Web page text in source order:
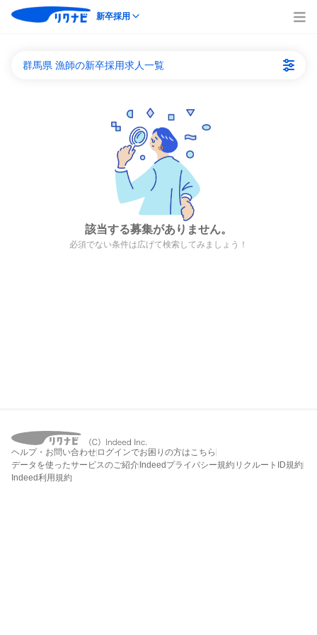
新卒採用
群馬県 漁師の新卒採用求人一覧
該当する募集がありません。
必須でない条件は広げて検索してみましょう！
ヘルプ・お問い合わせ ログインでお困りの方はこちら
データを使ったサービスのご紹介 Indeedプライバシー規約 リクルートID規約
Indeed利用規約